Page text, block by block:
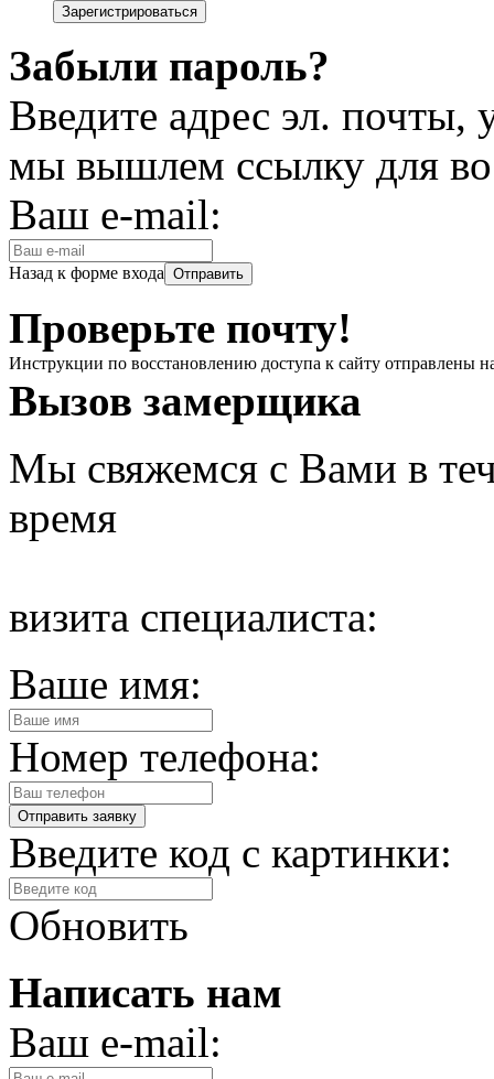
Забыли пароль?
Введите адрес эл. почты,
мы вышлем ссылку для
Ваш e-mail:
Назад к форме входа
Проверьте почту!
Инструкции по восстановлению доступа к сайту отправлены
Вызов замерщика
Мы свяжемся с Вами в
время
визита специалиста:
Ваше имя:
Номер телефона:
Введите код с картинки:
Обновить
Написать нам
Ваш e-mail: